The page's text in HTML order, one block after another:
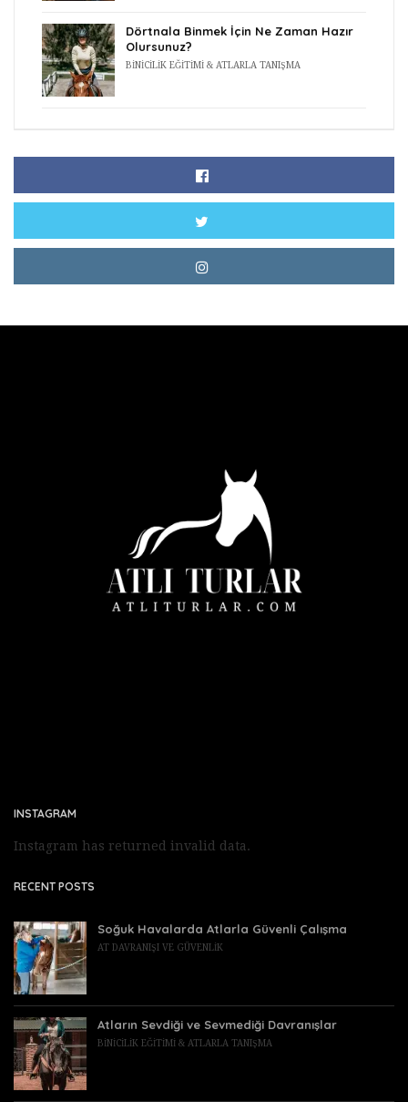
Dörtnala Binmek İçin Ne Zaman Hazır
Olursunuz?
BINICILIK EĞITIMI & ATLARLA TANIŞMA
INSTAGRAM
Instagram has returned invalid data.
RECENT POSTS
Soğuk Havalarda Atlarla Güvenli Çalışma
AT DAVRANIŞI VE GÜVENLIK
Atların Sevdiği ve Sevmediği Davranışlar
BINICILIK EĞITIMI & ATLARLA TANIŞMA